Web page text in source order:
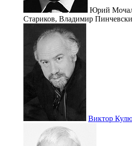
Юрий
Стариков, Владимир
Виктор